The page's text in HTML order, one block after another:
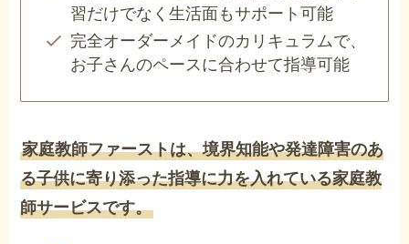
習だけでなく生活面もサポート可能
完全オーダーメイドのカリキュラムで、
お子さんのペースに合わせて指導可能
家庭教師ファーストは、境界知能や発達障害のあ
る子供に寄り添った指導に力を入れている家庭教
師サービスです。